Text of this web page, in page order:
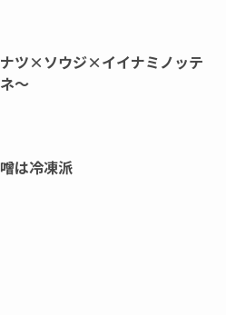
ツ×ソウジ×イイナミノッテ
～
は冷凍派